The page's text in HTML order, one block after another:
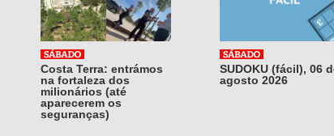
Costa Terra: entrámos
na fortaleza dos
milionários (até
aparecerem os
seguranças)
SUDOKU (fácil), 06
agosto 2026